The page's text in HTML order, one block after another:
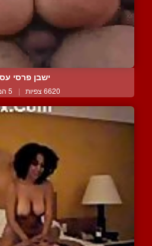
ישבן פרסי
6620 צפיות | 5 המלצות